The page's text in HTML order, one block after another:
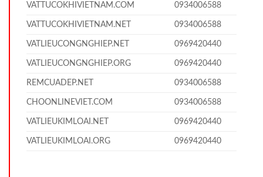
VATTUCOKHIVIETNAM.COM 0934006588
VATTUCOKHIVIETNAM.NET 0934006588
VATLIEUCONGNGHIEP.NET 0969420440
VATLIEUCONGNGHIEP.ORG 0969420440
REMCUADEP.NET 0934006588
CHOONLINEVIET.COM 0934006588
VATLIEUKIMLOAI.NET 0969420440
VATLIEUKIMLOAI.ORG 0969420440